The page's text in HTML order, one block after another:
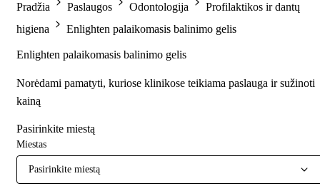
Pradžia Paslaugos Odontologija
Profilaktikos ir dantų
higiena
Enlighten palaikomasis balinimo gelis
Enlighten palaikomasis balinimo gelis
Norėdami pamatyti, kuriose klinikose teikiama paslauga ir sužinoti
kainą
Pasirinkite miestą
Miestas
Pasirinkite miestą